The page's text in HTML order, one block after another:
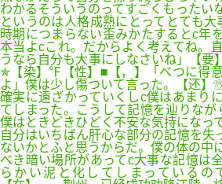
わかるそういうのってすごくもったい
というのは人格成熟にとってとても大
時期につまらない歪みかたするとc年
本当よcこれ。だからよく考えてね。
うなら自分も大事にしなさいね」【要
✯【染】℉【性】■【，】「べつに得
よ」僕は少し傷ついて言った。【还
確実に遠ざかっていくしc僕はあまり
てしまった。こうして記憶を辿りな
僕はときどきひどく不安な気持になっ
自分はいちばん肝心な部分の記憶を失
ないかとふと思うからだ。僕の体の中
べき暗い場所があってc大事な記憶は
らかい泥と化してしまっているの